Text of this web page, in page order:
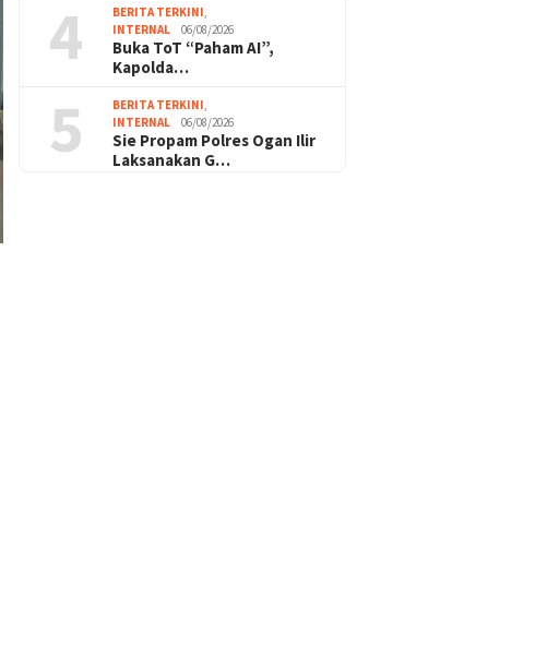
4 BERITA TERKINI
INTERNAL
06/08/2026
Buka ToT “Paham AI”,
Kapolda…
5 BERITA TERKINI
INTERNAL
06/08/2026
Sie Propam Polres Ogan Ilir
Laksanakan G…